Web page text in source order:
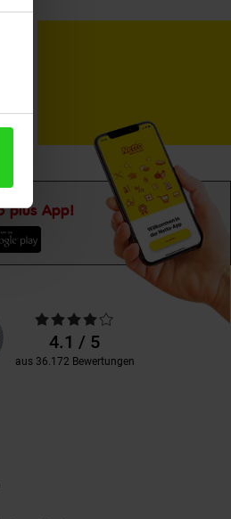
plus App!
Durchschnittliche
Bewertungen4.1 / 5
aus 36.172 Bewertungen